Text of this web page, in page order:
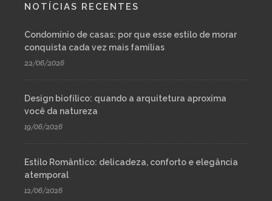
NOTÍCIAS RECENTES
Condomínio de casas: por que esse estilo de morar
conquista cada vez mais famílias
22/06/2026
Design biofílico: quando a arquitetura aproxima
você da natureza
19/06/2026
Estilo Romântico: delicadeza, conforto e elegância
atemporal
12/06/2026